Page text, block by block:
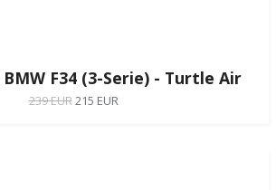
F34 (3-Serie) - Turtle Air
239 EUR215 EUR